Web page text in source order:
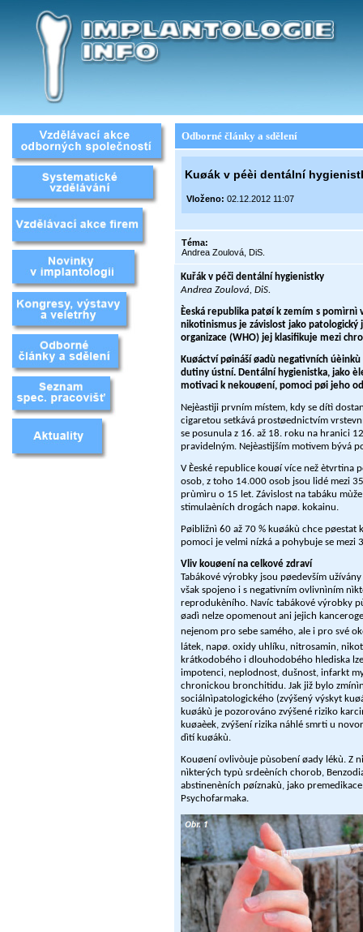
Odborné články a sdělení
Kuøák v péèi dentální
Vloženo: 02.12.2012 11:07
Téma:
Andrea Zoulová, DiS.
Kuřák v péči dentální hygienistky
Andrea Zoulová, DiS.
Èeská republika patøí k zemím s
nikotinismus je závislost jako
organizace (WHO) jej klasifikuje mezi
Kuøáctví pøináší øadù negativních
dutiny ústní. Dentální hygienistka, jako
motivaci k nekouøení, pomoci pøi jeho
Nejèastìji prvním místem, kdy se dítì
cigaretou setkává prostøednictvím
se posunula z 16. až 18. roku na hranici
pravidelným. Nejèastìjším motivem bývá
V Èeské republice kouøí více než ètvrtina
osob, z toho 14.000 osob jsou lidé mezi
prùmìru o 15 let. Závislost na tabáku
stimulaèních drogách napø. kokainu.
Pøibližnì 60 až 70 % kuøákù chce
pomoci je velmi nízká a pohybuje se mezi
Vliv kouøení na celkové zdraví
Tabákové výrobky jsou pøedevším
však spojeno i s negativním ovlivnìním
reprodukèního. Navíc tabákové výrobky
øadì nelze opomenout ani jejich
nejenom pro sebe samého, ale i pro své
látek, napø. oxidy uhlíku, nitrosamin,
krátkodobého i dlouhodobého hlediska
impotenci, neplodnost, dušnost, infarkt
chronickou bronchitidu. Jak již bylo
sociálnìpatologického (zvýšený výskyt
kuøákù je pozorováno zvýšené riziko
kuøaèek, zvýšení rizika náhlé smrti u
dìtí kuøákù.
Kouøení ovlivòuje pùsobení øady lékù. Z
nìkterých typù srdeèních chorob,
abstinenèních pøíznakù, jako
Psychofarmaka.